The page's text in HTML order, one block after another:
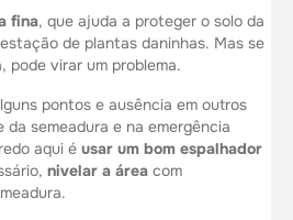
fina, que ajuda a proteger o solo da
de plantas daninhas. Mas se
pode virar um problema.
pontos e ausência em outros
semeadura e na emergência
aqui é usar um bom espalhador
nivelar a área com